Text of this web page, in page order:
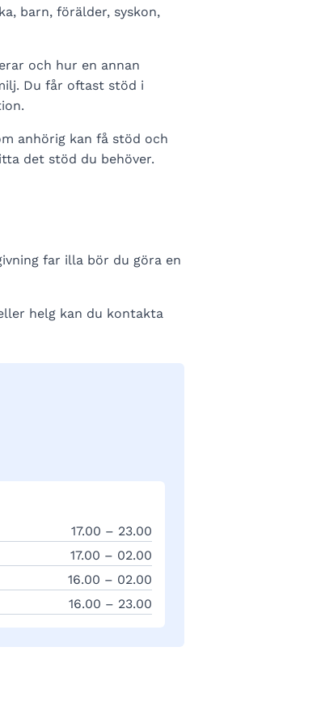
barn, förälder, syskon,
och hur en annan
Du får oftast stöd i
anhörig kan få stöd och
det stöd du behöver.
far illa bör du göra en
helg kan du kontakta
17.00 – 23.00
17.00 – 02.00
16.00 – 02.00
16.00 – 23.00